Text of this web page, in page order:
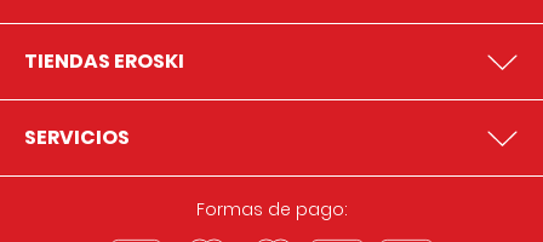
TIENDAS EROSKI
SERVICIOS
Formas de pago: